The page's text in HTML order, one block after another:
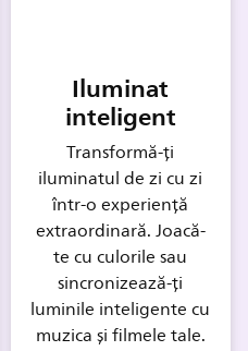
Iluminat
inteligent
Transformă-ți
iluminatul de zi cu zi
într-o experiență
extraordinară. Joacă-
te cu culorile sau
sincronizează-ți
luminile inteligente cu
muzica și filmele tale.